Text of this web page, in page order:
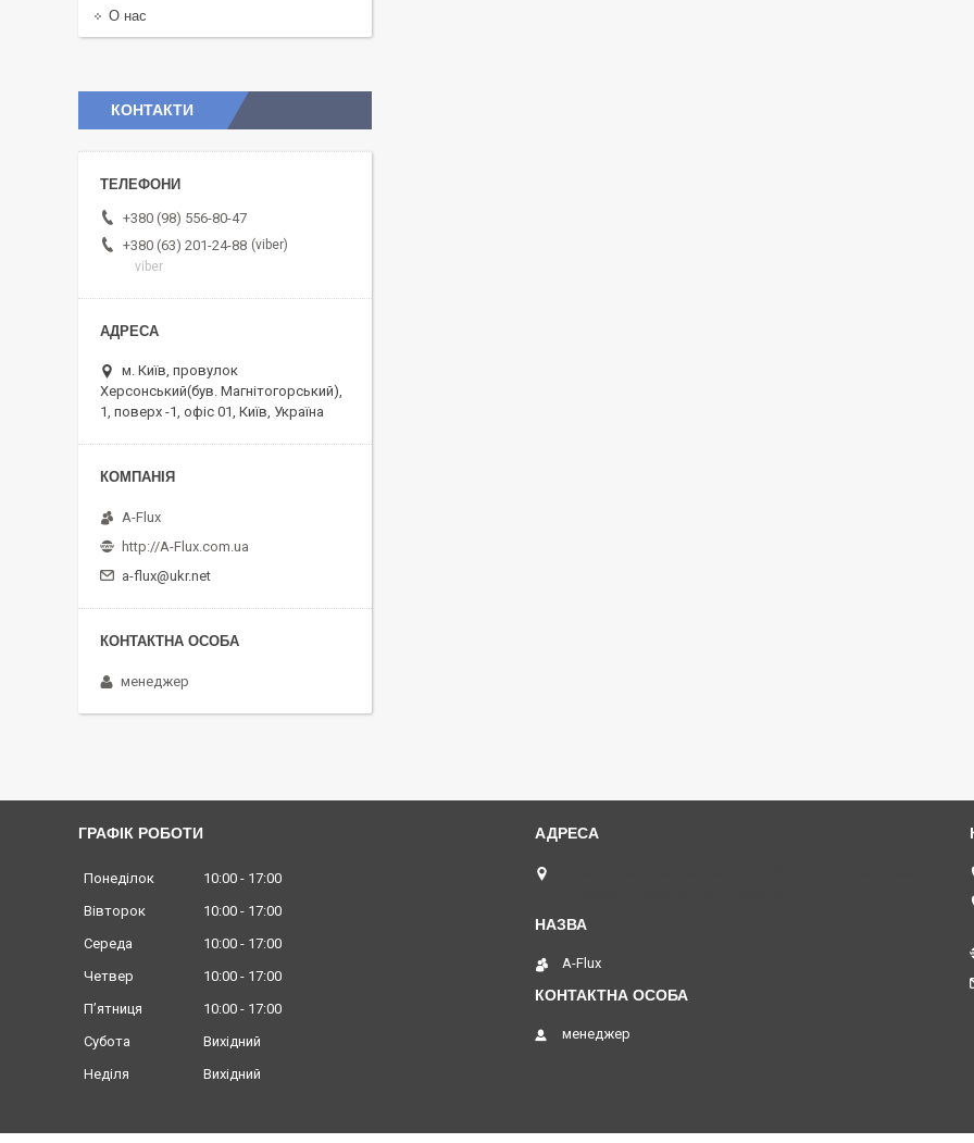
О нас
КОНТАКТИ
+380 (98) 556-80-47
+380 (63) 201-24-88 viber
viber
м. Київ, провулок
Херсонський(був. Магнітогорський),
1, поверх -1, офіс 01, Київ, Україна
A-Flux
http://A-Flux.com.ua
a-flux@ukr.net
менеджер
ГРАФІК РОБОТИ
Понеділок 10:00
17:00
Вівторок
10:00
17:00
Середа
10:00
17:00
Четвер
10:00
17:00
Пʼятниця
10:00
17:00
Субота
Вихідний
Неділя
Вихідний
A-Flux
менеджер